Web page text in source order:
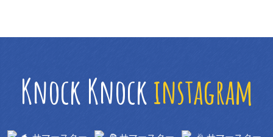
Knock Knockinstagram